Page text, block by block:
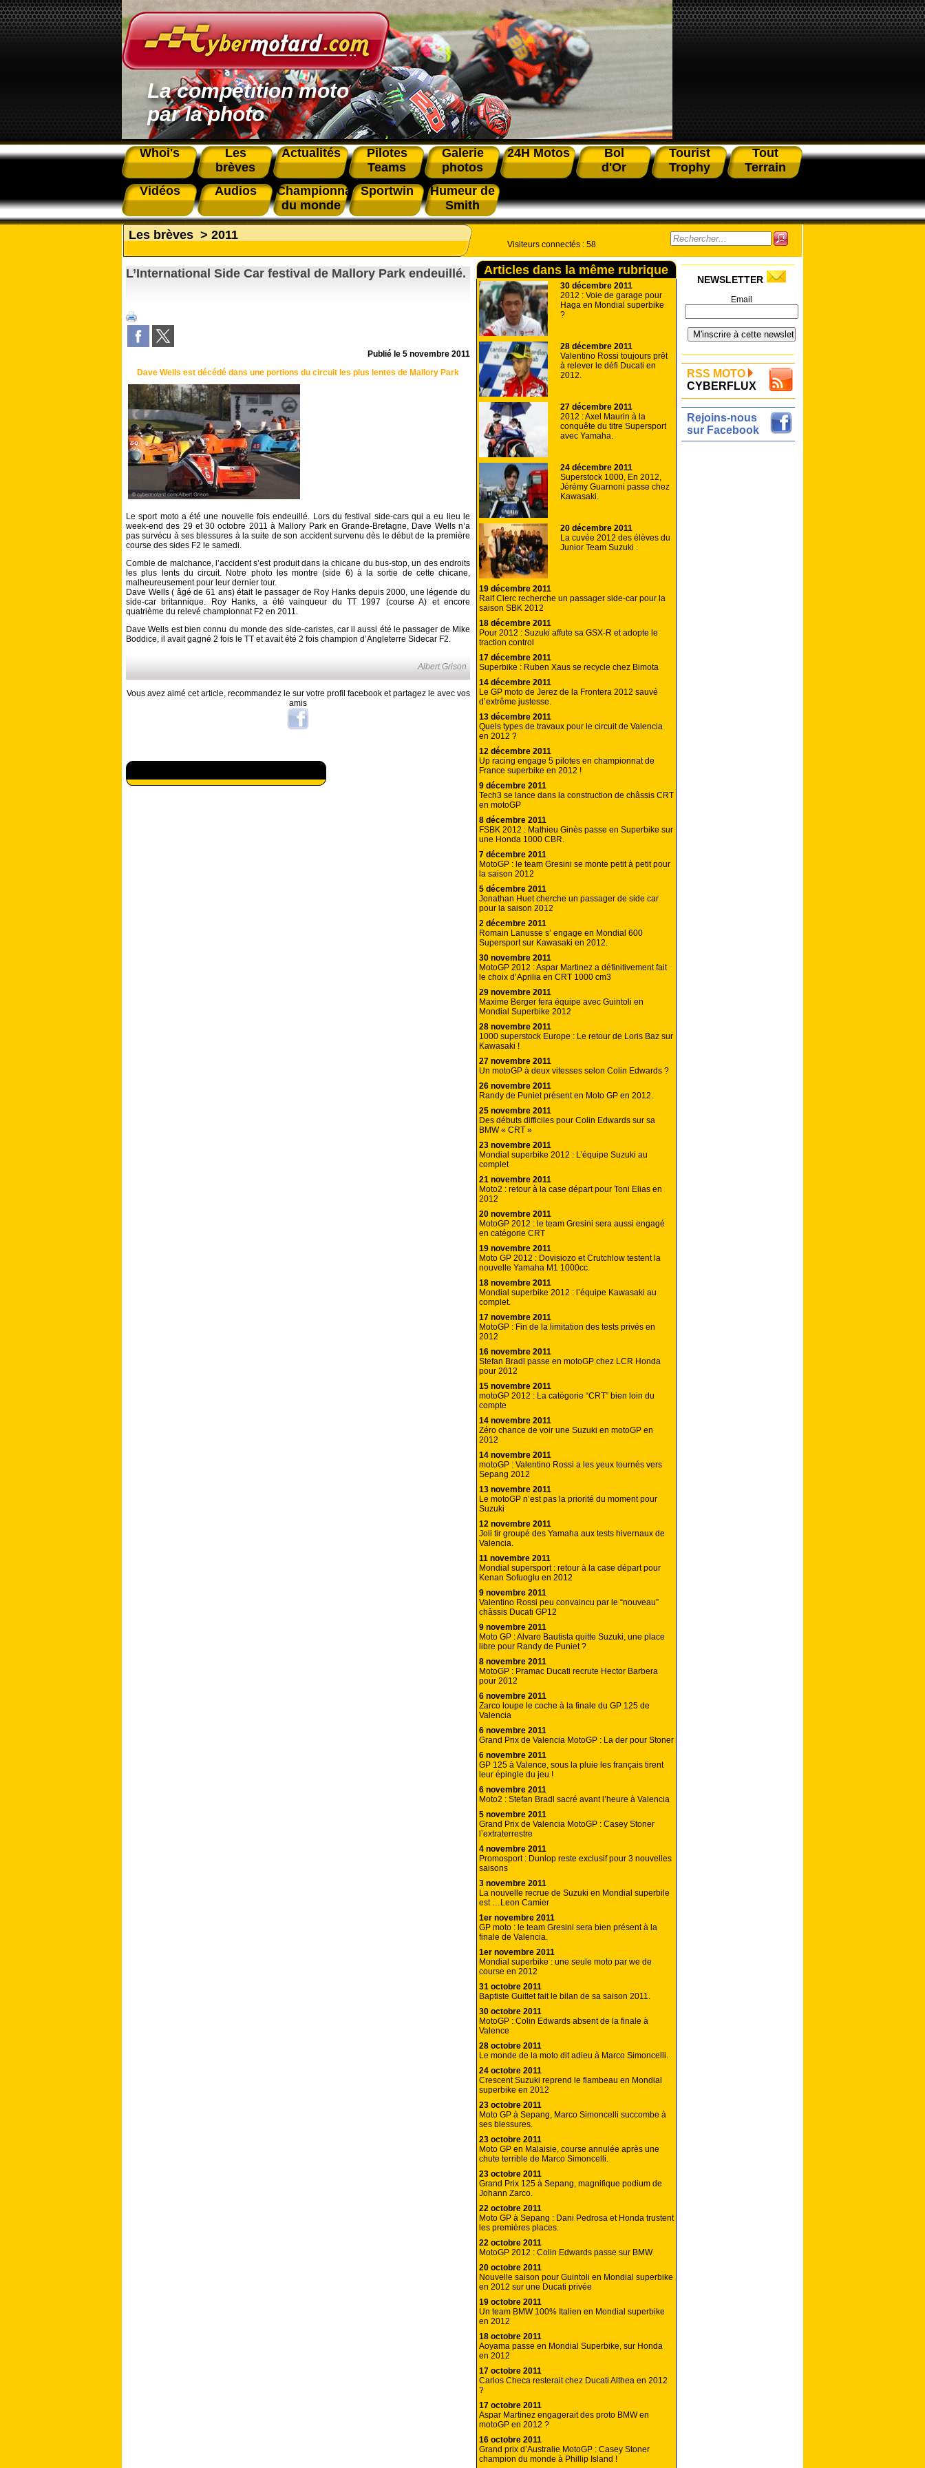
La compétition moto
par la photo
Whoi's
Les
brèves
Actualités
Pilotes
Teams
Galerie
photos
24H Motos
Bol
d'Or
Tourist
Trophy
Tout
Terrain
Vidéos
Audios
Championnat
du monde
Sportwin
Humeur de
Smith
Les brèves > 2011
L’International Side Car festival de Mallory Park endeuillé.
Publié le 5 novembre 2011
Dave Wells est décédé dans une portions du circuit les plus lentes de Mallory Park
Le sport moto a été une nouvelle fois endeuillé. Lors du festival side-cars qui a eu lieu le
week-end des 29 et 30 octobre 2011 à Mallory Park en Grande-Bretagne, Dave Wells n’a
pas survécu à ses blessures à la suite de son accident survenu dès le début de la première
course des sides F2 le samedi.
Comble de malchance, l’accident s’est produit dans la chicane du bus-stop, un des endroits
les plus lents du circuit. Notre photo les montre (side 6) à la sortie de cette chicane,
malheureusement pour leur dernier tour.
Dave Wells ( âgé de 61 ans) était le passager de Roy Hanks depuis 2000, une légende du
side-car britannique. Roy Hanks, a été vainqueur du TT 1997 (course A) et encore
quatrième du relevé championnat F2 en 2011.
Dave Wells est bien connu du monde des side-caristes, car il aussi été le passager de Mike
Boddice, il avait gagné 2 fois le TT et avait été 2 fois champion d’Angleterre Sidecar F2.
Albert Grison
Vous avez aimé cet article, recommandez le sur votre profil facebook et partagez le avec vos
amis
Visiteurs connectés : 58
Articles dans la même rubrique
30 décembre 2011
2012 : Voie de garage pour
Haga en Mondial superbike
?
28 décembre 2011
Valentino Rossi toujours prêt
à relever le défi Ducati en
2012.
27 décembre 2011
2012 : Axel Maurin à la
conquête du titre Supersport
avec Yamaha.
24 décembre 2011
Superstock 1000, En 2012,
Jérémy Guarnoni passe chez
Kawasaki.
20 décembre 2011
La cuvée 2012 des élèves du
Junior Team Suzuki .
19 décembre 2011
Ralf Clerc recherche un passager side-car pour la
saison SBK 2012
18 décembre 2011
Pour 2012 : Suzuki affute sa GSX-R et adopte le
traction control
17 décembre 2011
Superbike : Ruben Xaus se recycle chez Bimota
14 décembre 2011
Le GP moto de Jerez de la Frontera 2012 sauvé
d’extrême justesse.
13 décembre 2011
Quels types de travaux pour le circuit de Valencia
en 2012 ?
12 décembre 2011
Up racing engage 5 pilotes en championnat de
France superbike en 2012 !
9 décembre 2011
Tech3 se lance dans la construction de châssis CRT
en motoGP
8 décembre 2011
FSBK 2012 : Mathieu Ginès passe en Superbike sur
une Honda 1000 CBR.
7 décembre 2011
MotoGP : le team Gresini se monte petit à petit pour
la saison 2012
5 décembre 2011
Jonathan Huet cherche un passager de side car
pour la saison 2012
2 décembre 2011
Romain Lanusse s’ engage en Mondial 600
Supersport sur Kawasaki en 2012.
30 novembre 2011
MotoGP 2012 : Aspar Martinez a définitivement fait
le choix d’Aprilia en CRT 1000 cm3
29 novembre 2011
Maxime Berger fera équipe avec Guintoli en
Mondial Superbike 2012
28 novembre 2011
1000 superstock Europe : Le retour de Loris Baz sur
Kawasaki !
27 novembre 2011
Un motoGP à deux vitesses selon Colin Edwards ?
26 novembre 2011
Randy de Puniet présent en Moto GP en 2012.
25 novembre 2011
Des débuts difficiles pour Colin Edwards sur sa
BMW « CRT »
23 novembre 2011
Mondial superbike 2012 : L’équipe Suzuki au
complet
21 novembre 2011
Moto2 : retour à la case départ pour Toni Elias en
2012
20 novembre 2011
MotoGP 2012 : le team Gresini sera aussi engagé
en catégorie CRT
19 novembre 2011
Moto GP 2012 : Dovisiozo et Crutchlow testent la
nouvelle Yamaha M1 1000cc.
18 novembre 2011
Mondial superbike 2012 : l’équipe Kawasaki au
complet.
17 novembre 2011
MotoGP : Fin de la limitation des tests privés en
2012
16 novembre 2011
Stefan Bradl passe en motoGP chez LCR Honda
pour 2012
15 novembre 2011
motoGP 2012 : La catégorie “CRT” bien loin du
compte
14 novembre 2011
Zéro chance de voir une Suzuki en motoGP en
2012
14 novembre 2011
motoGP : Valentino Rossi a les yeux tournés vers
Sepang 2012
13 novembre 2011
Le motoGP n’est pas la priorité du moment pour
Suzuki
12 novembre 2011
Joli tir groupé des Yamaha aux tests hivernaux de
Valencia.
11 novembre 2011
Mondial supersport : retour à la case départ pour
Kenan Sofuoglu en 2012
9 novembre 2011
Valentino Rossi peu convaincu par le “nouveau”
châssis Ducati GP12
9 novembre 2011
Moto GP : Alvaro Bautista quitte Suzuki, une place
libre pour Randy de Puniet ?
8 novembre 2011
MotoGP : Pramac Ducati recrute Hector Barbera
pour 2012
6 novembre 2011
Zarco loupe le coche à la finale du GP 125 de
Valencia
6 novembre 2011
Grand Prix de Valencia MotoGP : La der pour Stoner
6 novembre 2011
GP 125 à Valence, sous la pluie les français tirent
leur épingle du jeu !
6 novembre 2011
Moto2 : Stefan Bradl sacré avant l’heure à Valencia
5 novembre 2011
Grand Prix de Valencia MotoGP : Casey Stoner
l’extraterrestre
4 novembre 2011
Promosport : Dunlop reste exclusif pour 3 nouvelles
saisons
3 novembre 2011
La nouvelle recrue de Suzuki en Mondial superbile
est …Leon Camier
1er novembre 2011
GP moto : le team Gresini sera bien présent à la
finale de Valencia.
1er novembre 2011
Mondial superbike : une seule moto par we de
course en 2012
31 octobre 2011
Baptiste Guittet fait le bilan de sa saison 2011.
30 octobre 2011
MotoGP : Colin Edwards absent de la finale à
Valence
28 octobre 2011
Le monde de la moto dit adieu à Marco Simoncelli.
24 octobre 2011
Crescent Suzuki reprend le flambeau en Mondial
superbike en 2012
23 octobre 2011
Moto GP à Sepang, Marco Simoncelli succombe à
ses blessures.
23 octobre 2011
Moto GP en Malaisie, course annulée après une
chute terrible de Marco Simoncelli.
23 octobre 2011
Grand Prix 125 à Sepang, magnifique podium de
Johann Zarco.
22 octobre 2011
Moto GP à Sepang : Dani Pedrosa et Honda trustent
les premières places.
22 octobre 2011
MotoGP 2012 : Colin Edwards passe sur BMW
20 octobre 2011
Nouvelle saison pour Guintoli en Mondial superbike
en 2012 sur une Ducati privée
19 octobre 2011
Un team BMW 100% Italien en Mondial superbike
en 2012
18 octobre 2011
Aoyama passe en Mondial Superbike, sur Honda
en 2012
17 octobre 2011
Carlos Checa resterait chez Ducati Althea en 2012
?
17 octobre 2011
Aspar Martinez engagerait des proto BMW en
motoGP en 2012 ?
16 octobre 2011
Grand prix d’Australie MotoGP : Casey Stoner
champion du monde à Phillip Island !
NEWSLETTER
Email
RSS MOTO
CYBERFLUX
Rejoins-nous
sur Facebook